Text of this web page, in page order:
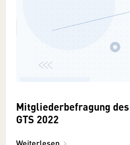
Mitgliederbefragung
GTS 2022